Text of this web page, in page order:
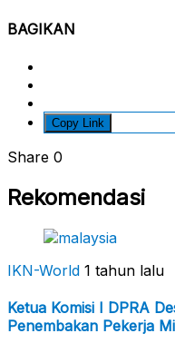
BAGIKAN
Copy Link
Share 0
Rekomendasi
IKN-World 1 tahun lalu
Ketua Komisi I DPRA
Penembakan Pekerja